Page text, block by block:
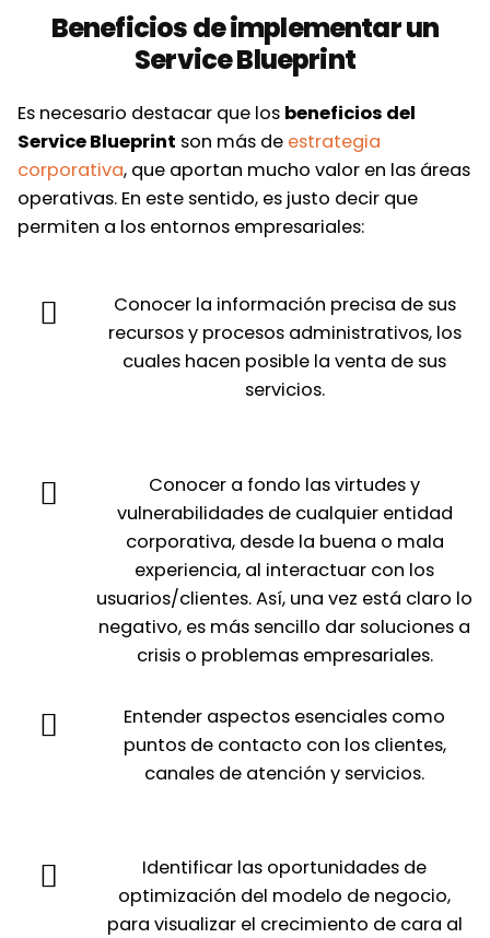
Beneficios de implementar un
Service Blueprint
Es necesario destacar que los beneficios del
Service Blueprint son más de estrategia
corporativa, que aportan mucho valor en las áreas
operativas. En este sentido, es justo decir que
permiten a los entornos empresariales:
Conocer la información precisa de sus
recursos y procesos administrativos, los
cuales hacen posible la venta de sus
servicios.
Conocer a fondo las virtudes y
vulnerabilidades de cualquier entidad
corporativa, desde la buena o mala
experiencia, al interactuar con los
usuarios/clientes. Así, una vez está claro lo
negativo, es más sencillo dar soluciones a
crisis o problemas empresariales.
Entender aspectos esenciales como
puntos de contacto con los clientes,
canales de atención y servicios.
Identificar las oportunidades de
optimización del modelo de negocio,
para visualizar el crecimiento de cara al